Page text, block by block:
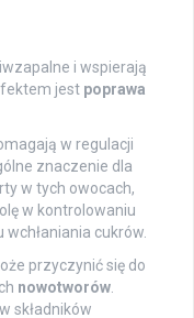
i wspierają
jest poprawa
w regulacji
znaczenie dla
w tych owocach,
w kontrolowaniu
cukrów.
przyczynić się do
nowotworów.
składników